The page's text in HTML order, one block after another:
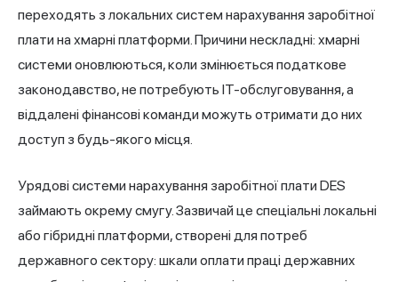
переходять з локальних систем нарахування заробітної
плати на хмарні платформи. Причини нескладні: хмарні
системи оновлюються, коли змінюється податкове
законодавство, не потребують ІТ-обслуговування, а
віддалені фінансові команди можуть отримати до них
доступ з будь-якого місця.
Урядові системи нарахування заробітної плати DES
займають окрему смугу. Зазвичай це спеціальні локальні
або гібридні платформи, створені для потреб
державного сектору: шкали оплати праці державних